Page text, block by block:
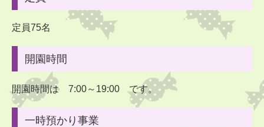
27日(水) たんぽぽ：聴力検査
28日(木 ) ひまわり：よさこい
■2026年5月子育て支援室「きらきらぼし」の予定
定員75名
開園時間
開園時間は 7:00～19:00 です。
一時預かり事業